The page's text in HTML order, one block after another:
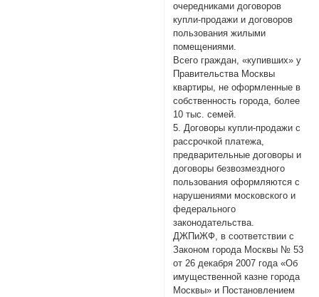
очередниками договоров
купли-продажи и договоров
пользования жилыми
помещениями.
Всего граждан, «купивших» у
Правительства Москвы
квартиры, не оформленные в
собственность города, более
10 тыс. семей.
5. Договоры купли-продажи с
рассрочкой платежа,
предварительные договоры и
договоры безвозмездного
пользования оформляются с
нарушениями московского и
федерального
законодательства.
ДЖПиЖФ, в соответствии с
Законом города Москвы № 53
от 26 декабря 2007 года «Об
имущественной казне города
Москвы» и Постановлением